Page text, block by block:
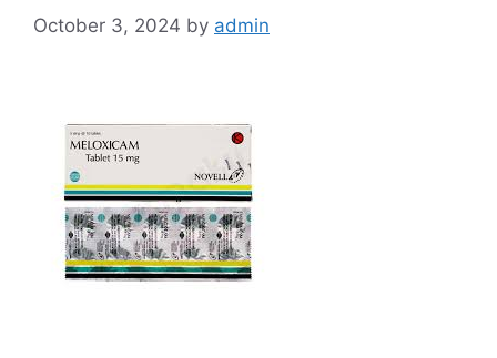
October 3, 2024 by admin